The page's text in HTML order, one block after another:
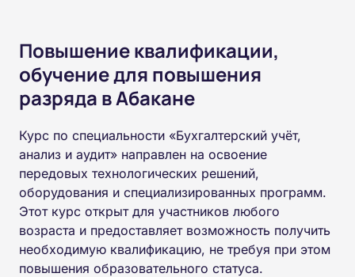
Повышение квалификации,
обучение для повышения
разряда в Абакане
Курс по специальности «Бухгалтерский учёт,
анализ и аудит» направлен на освоение
передовых технологических решений,
оборудования и специализированных программ.
Этот курс открыт для участников любого
возраста и предоставляет возможность получить
необходимую квалификацию, не требуя при этом
повышения образовательного статуса.